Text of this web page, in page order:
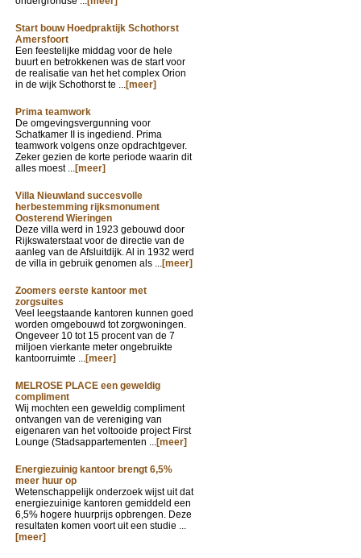
Start bouw Hoedpraktijk Schothorst
Amersfoort
Een feestelijke middag voor de hele
buurt en betrokkenen was de start voor
de realisatie van het het complex Orion
in de wijk Schothorst te ...[meer]
Prima teamwork
De omgevingsvergunning voor
Schatkamer II is ingediend. Prima
teamwork volgens onze opdrachtgever.
Zeker gezien de korte periode waarin dit
alles moest ...[meer]
Villa Nieuwland succesvolle
herbestemming rijksmonument
Oosterend Wieringen
Deze villa werd in 1923 gebouwd door
Rijkswaterstaat voor de directie van de
aanleg van de Afsluitdijk. Al in 1932 werd
de villa in gebruik genomen als ...[meer]
Zoomers eerste kantoor met
zorgsuites
Veel leegstaande kantoren kunnen goed
worden omgebouwd tot zorgwoningen.
Ongeveer 10 tot 15 procent van de 7
miljoen vierkante meter ongebruikte
kantoorruimte ...[meer]
MELROSE PLACE een geweldig
compliment
Wij mochten een geweldig compliment
ontvangen van de vereniging van
eigenaren van het voltooide project First
Lounge (Stadsappartementen ...[meer]
Energiezuinig kantoor brengt 6,5%
meer huur op
Wetenschappelijk onderzoek wijst uit dat
energiezuinige kantoren gemiddeld een
6,5% hogere huurprijs opbrengen. Deze
resultaten komen voort uit een studie ...
[meer]